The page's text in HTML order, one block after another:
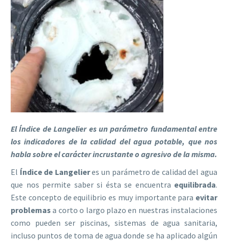
El Índice de Langelier es un parámetro fundamental entre
los indicadores de la calidad del agua potable, que nos
habla sobre el carácter incrustante o agresivo de la misma.
El Índice de Langelieres un parámetro de calidad del agua
que nos permite saber si ésta se encuentra equilibrada.
Este concepto de equilibrio es muy importante para evitar
problemas a corto o largo plazo en nuestras instalaciones
como pueden ser piscinas, sistemas de agua sanitaria,
incluso puntos de toma de agua donde se ha aplicado algún